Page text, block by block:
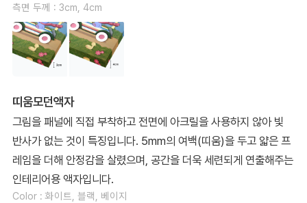
측면 두께 : 3cm, 4cm
띠움모던액자
그림을 패널에 직접 부착하고 전면에 아크릴을 사용하지 않아 빛
반사가 없는 것이 특징입니다. 5mm의 여백(띠움)을 두고 얇은 프
레임을 더해 안정감을 살렸으며, 공간을 더욱 세련되게 연출해주는
인테리어용 액자입니다.
Color : 화이트, 블랙, 베이지